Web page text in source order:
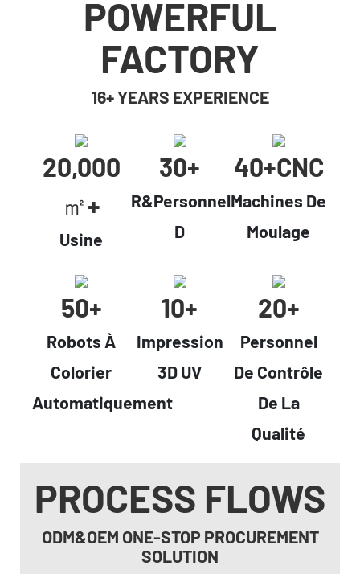
POWERFUL
FACTORY
16+ YEARS EXPERIENCE
20,000
㎡+
Usine
30+
R&Personnel
D
40+cNC
Machines De
Moulage
50+
Robots À
Colorier
Automatiquement
10+
Impression
3D UV
20+
Personnel
De Contrôle
De La
Qualité
PROCESS FLOWS
ODM&OEM ONE-STOP PROCUREMENT
SOLUTION